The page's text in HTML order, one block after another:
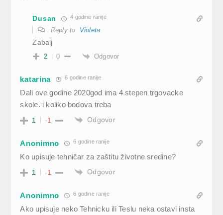
Dusan 4 godine ranije
Reply to Violeta
Zabalj
2 0 Odgovor
katarina 6 godine ranije
Dali ove godine 2020god ima 4 stepen trgovacke
skole. i koliko bodova treba
1 -1 Odgovor
Anonimno 6 godine ranije
Ko upisuje tehničar za zaštitu životne sredine?
1 -1 Odgovor
Anonimno 6 godine ranije
Ako upisuje neko Tehnicku ili Teslu neka ostavi insta